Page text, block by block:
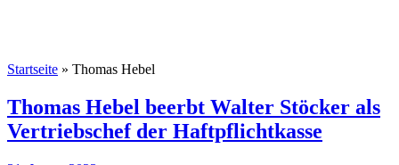
Startseite » Thomas Hebel
Thomas Hebel beerbt Walter Stöcker als
Vertriebschef der Haftpflichtkasse